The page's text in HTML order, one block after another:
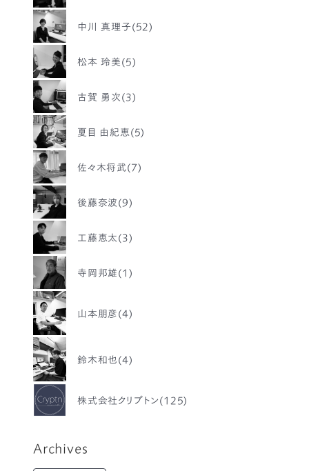
中川 真理子(52)
松本 玲美(5)
古賀 勇次(3)
夏目 由紀恵(5)
佐々木将武(7)
後藤奈波(9)
工藤恵太(3)
寺岡邦雄(1)
山本朋彦(4)
鈴木和也(4)
株式会社クリプトン(125)
Archives